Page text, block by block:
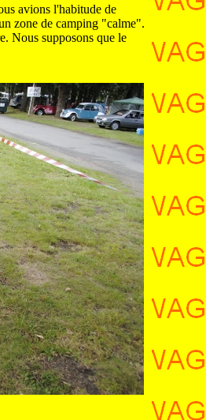
avions l'habitude de
zone de camping "calme".
Nous supposons que le